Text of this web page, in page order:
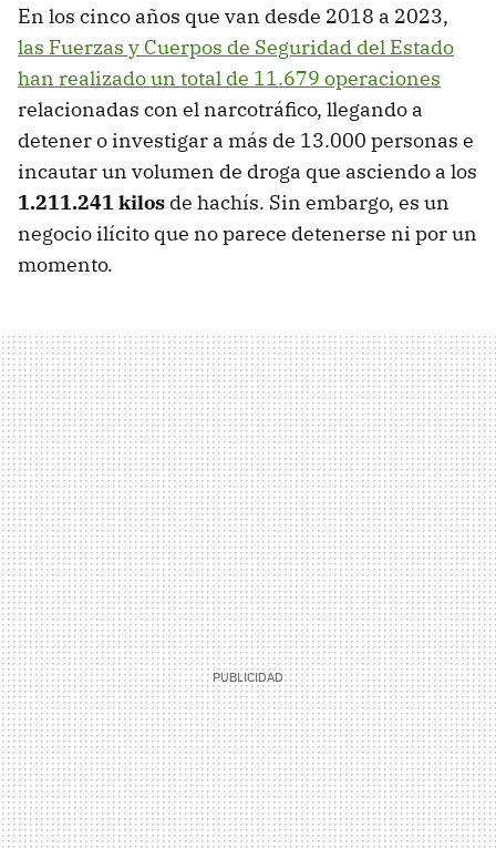
En los cinco años que van desde 2018 a 2023,
las Fuerzas y Cuerpos de Seguridad del Estado
han realizado un total de 11.679 operaciones
relacionadas con el narcotráfico, llegando a
detener o investigar a más de 13.000 personas e
incautar un volumen de droga que asciendo a los
1.211.241 kilos de hachís. Sin embargo, es un
negocio ilícito que no parece detenerse ni por un
momento.